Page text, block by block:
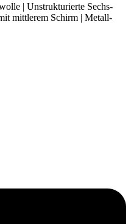
| Unstrukturierte Sechs-
mittlerem Schirm | Metall-